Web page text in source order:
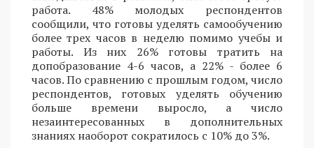
работа. 48% молодых респондентов
сообщили, что готовы уделять самообучению
более трех часов в неделю помимо учебы и
работы. Из них 26% готовы тратить на
допобразование 4-6 часов, а 22% - более 6
часов. По сравнению с прошлым годом, число
респондентов, готовых уделять обучению
больше времени выросло, а число
незаинтересованных в дополнительных
знаниях наоборот сократилось с 10% до 3%.